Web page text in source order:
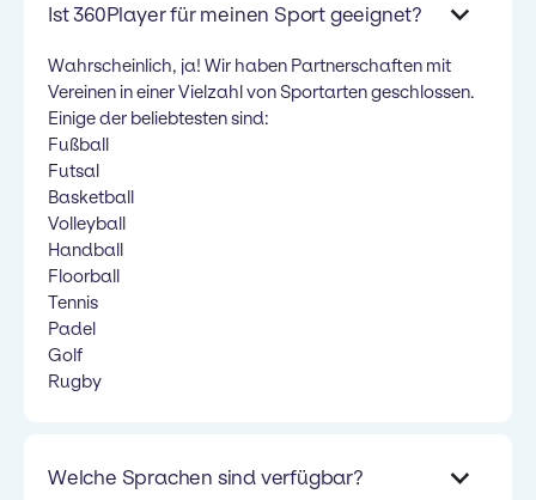
Ist 360Player für meinen Sport geeignet?
Wahrscheinlich, ja! Wir haben Partnerschaften mit
Vereinen in einer Vielzahl von Sportarten geschlossen.
Einige der beliebtesten sind:
Fußball
Futsal
Basketball
Volleyball
Handball
Floorball
Tennis
Padel
Golf
Rugby
Welche Sprachen sind verfügbar?